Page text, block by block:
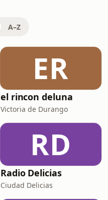
A–Z
ER
el rincon deluna
Victoria de Durango
RD
Radio Delicias
Ciudad Delicias